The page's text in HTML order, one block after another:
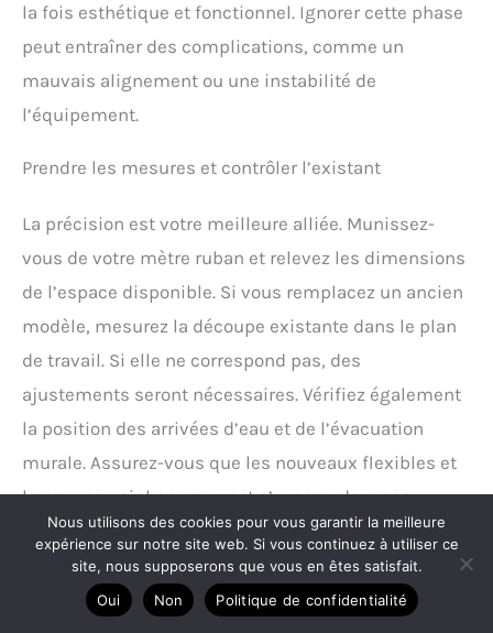
la fois esthétique et fonctionnel. Ignorer cette phase
peut entraîner des complications, comme un
mauvais alignement ou une instabilité de
l’équipement.
Prendre les mesures et contrôler l’existant
La précision est votre meilleure alliée. Munissez-
vous de votre mètre ruban et relevez les dimensions
de l’espace disponible. Si vous remplacez un ancien
modèle, mesurez la découpe existante dans le plan
de travail. Si elle ne correspond pas, des
ajustements seront nécessaires. Vérifiez également
la position des arrivées d’eau et de l’évacuation
murale. Assurez-vous que les nouveaux flexibles et
le nouveau siphon pourront s’y raccorder sans
contrainte. Un alignement parfait prévient les
tensions sur les tuyaux, qui sont une cause
fréquente de fuites à long terme.
Nous utilisons des cookies pour vous garantir la meilleure
expérience sur notre site web. Si vous continuez à utiliser ce
site, nous supposerons que vous en êtes satisfait.
Oui
Non Politique de confidentialité